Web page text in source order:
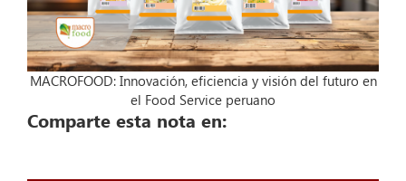
MACROFOOD: Innovación, eficiencia y visión del futuro en
el Food Service peruano
Comparte esta nota en: